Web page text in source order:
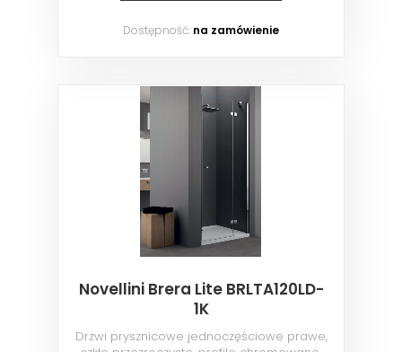
Dostępność: na zamówienie
Novellini Brera Lite BRLTA120LD-
1K
Drzwi prysznicowe jednoczęściowe prawe,